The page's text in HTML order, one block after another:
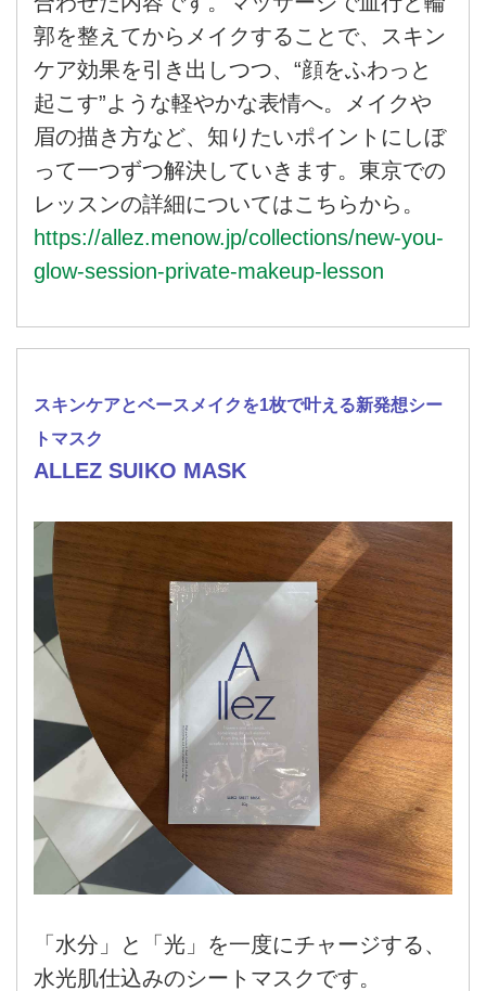
郭を整えてからメイクすることで、スキン
ケア効果を引き出しつつ、“顔をふわっと
起こす”ような軽やかな表情へ。メイクや
眉の描き方など、知りたいポイントにしぼ
って一つずつ解決していきます。東京での
レッスンの詳細についてはこちらから。
https://allez.menow.jp/collections/new-you-
glow-session-private-makeup-lesson
スキンケアとベースメイクを1枚で叶える新発想シー
トマスク
ALLEZ SUIKO MASK
「水分」と「光」を一度にチャージする、
水光肌仕込みのシートマスクです。